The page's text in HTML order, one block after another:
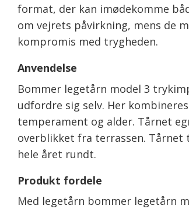
format, der kan imødekomme
om vejrets påvirkning, mens de
kompromis med trygheden.
Anvendelse
Bommer legetårn model 3
udfordre sig selv. Her
temperament og alder. Tårnet
overblikket fra terrassen. Tårnet
hele året rundt.
Produkt fordele
Med legetårn bommer legetårn